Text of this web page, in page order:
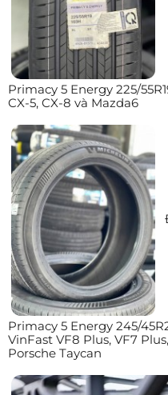
Primacy 5 Energy 225/
CX-5, CX-8 và Mazda6
Primacy 5 Energy 245/
VinFast VF8 Plus, VF7
Porsche Taycan